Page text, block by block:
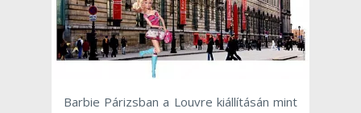
Barbie Párizsban a Louvre kiállításán mint